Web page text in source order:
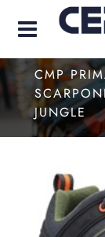
Open
CMP
JUNGLE